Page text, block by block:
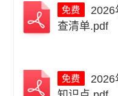
查清单.pdf